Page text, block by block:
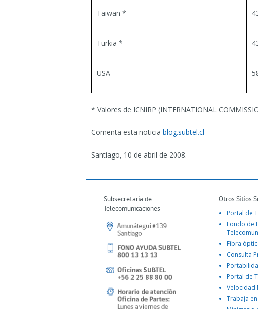
Taiwan *
Turkia *
USA
* Valores de ICNIRP (INTERNATIONAL
Comenta esta noticia blog.subtel.cl
Santiago, 10 de abril de 2008.-
Subsecretaría de
Telecomunicaciones
Otros Sitios
Portal de
Fondo de
Fibra
Consulta
Portal de
Velocidad
Trabaja en